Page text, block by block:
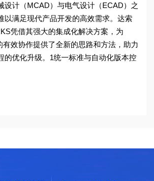
设计（MCAD）与电气设计（ECAD）之
以满足现代产品开发的高效需求。达索
凭借其强大的集成化解决方案，为
效协作提供了全新的思路和方法，助力
的优化升级。1统一标准与自动化版本控